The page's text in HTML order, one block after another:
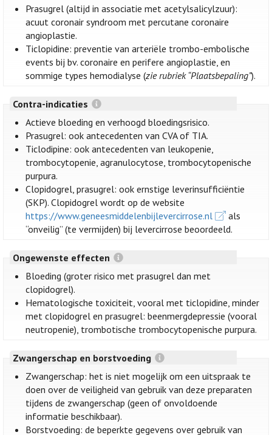
Prasugrel (altijd in associatie met acetylsalicylzuur):
acuut coronair syndroom met percutane coronaire
angioplastie.
Ticlopidine: preventie van arteriële trombo-embolische
events bij bv. coronaire en perifere angioplastie, en
sommige types hemodialyse (zie rubriek “Plaatsbepaling”).
Contra-indicaties
Actieve bloeding en verhoogd bloedingsrisico.
Prasugrel: ook antecedenten van CVA of TIA.
Ticlodipine: ook antecedenten van leukopenie,
trombocytopenie, agranulocytose, trombocytopenische
purpura.
Clopidogrel, prasugrel: ook ernstige leverinsufficiëntie
(SKP). Clopidogrel wordt op de website
https://www.geneesmiddelenbijlevercirrose.nl
als
“onveilig” (te vermijden) bij levercirrose beoordeeld.
Ongewenste effecten
Bloeding (groter risico met prasugrel dan met
clopidogrel).
Hematologische toxiciteit, vooral met ticlopidine, minder
met clopidogrel en prasugrel: beenmergdepressie (vooral
neutropenie), trombotische trombocytopenische purpura.
Zwangerschap en borstvoeding
Zwangerschap: het is niet mogelijk om een uitspraak te
doen over de veiligheid van gebruik van deze preparaten
tijdens de zwangerschap (geen of onvoldoende
informatie beschikbaar).
Borstvoeding: de beperkte gegevens over gebruik van